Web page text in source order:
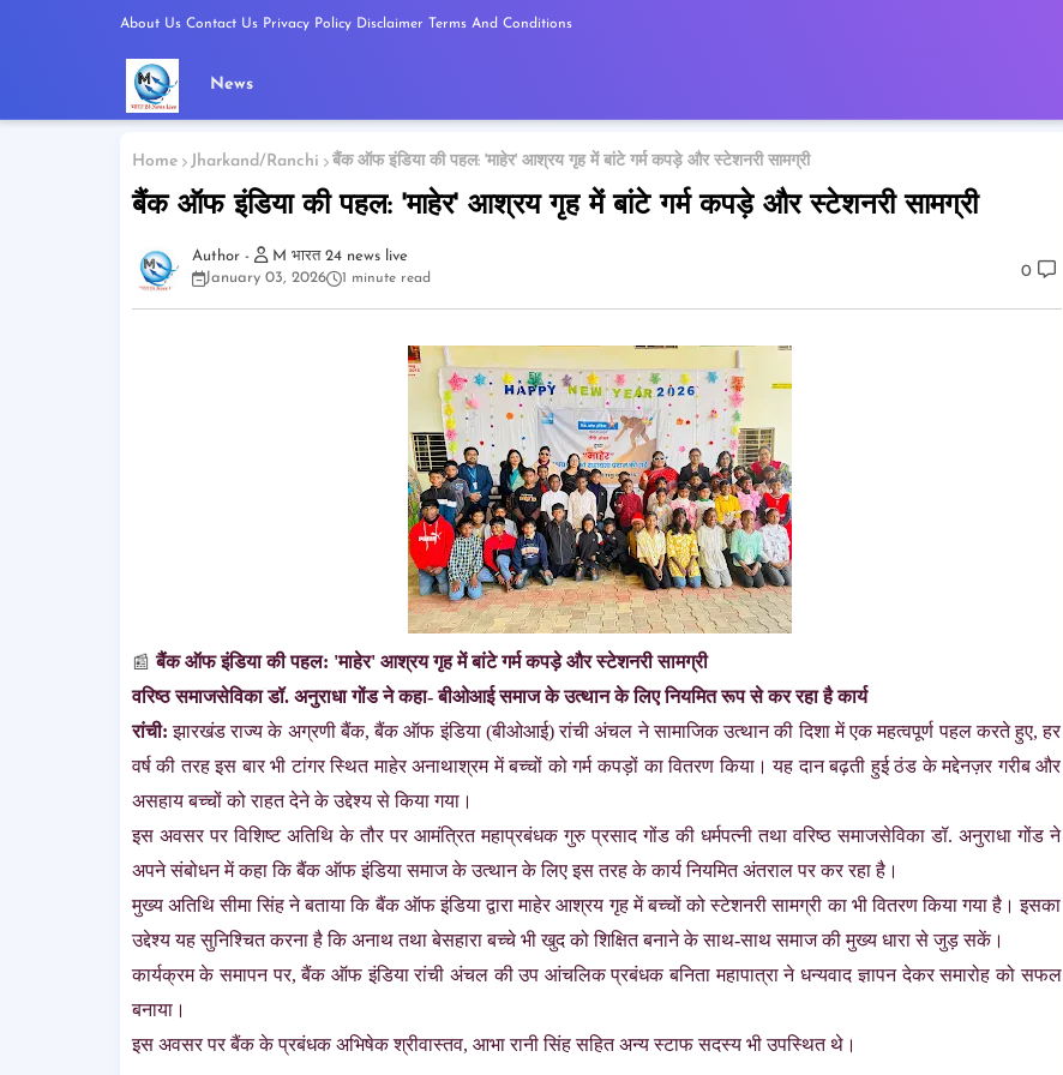
About Us Contact Us Privacy Policy Disclaimer Terms And Conditions
News
Home Jharkand/Ranchi बैंक ऑफ इंडिया की पहल: 'माहेर' आश्रय गृह में बांटे गर्म कपड़े और स्टेशनरी सामग्री
बैंक ऑफ इंडिया की पहल: 'माहेर' आश्रय गृह में बांटे गर्म कपड़े और स्टेशनरी सामग्री
M भारत 24 news live
January 03, 2026
1 minute read 0
📰 बैंक ऑफ इंडिया की पहल: 'माहेर' आश्रय गृह में बांटे गर्म कपड़े और स्टेशनरी सामग्री
वरिष्ठ समाजसेविका डॉ. अनुराधा गोंड ने कहा- बीओआई समाज के उत्थान के लिए नियमित रूप से कर रहा है कार्य
रांची: झारखंड राज्य के अग्रणी बैंक, बैंक ऑफ इंडिया (बीओआई) रांची अंचल ने सामाजिक उत्थान की दिशा में एक महत्वपूर्ण पहल करते हुए, हर
वर्ष की तरह इस बार भी टांगर स्थित माहेर अनाथाश्रम में बच्चों को गर्म कपड़ों का वितरण किया। यह दान बढ़ती हुई ठंड के मद्देनज़र गरीब और
असहाय बच्चों को राहत देने के उद्देश्य से किया गया।
इस अवसर पर विशिष्ट अतिथि के तौर पर आमंत्रित महाप्रबंधक गुरु प्रसाद गोंड की धर्मपत्नी तथा वरिष्ठ समाजसेविका डॉ. अनुराधा गोंड ने
अपने संबोधन में कहा कि बैंक ऑफ इंडिया समाज के उत्थान के लिए इस तरह के कार्य नियमित अंतराल पर कर रहा है।
मुख्य अतिथि सीमा सिंह ने बताया कि बैंक ऑफ इंडिया द्वारा माहेर आश्रय गृह में बच्चों को स्टेशनरी सामग्री का भी वितरण किया गया है। इसका
उद्देश्य यह सुनिश्चित करना है कि अनाथ तथा बेसहारा बच्चे भी खुद को शिक्षित बनाने के साथ-साथ समाज की मुख्य धारा से जुड़ सकें।
कार्यक्रम के समापन पर, बैंक ऑफ इंडिया रांची अंचल की उप आंचलिक प्रबंधक बनिता महापात्रा ने धन्यवाद ज्ञापन देकर समारोह को सफल
बनाया।
इस अवसर पर बैंक के प्रबंधक अभिषेक श्रीवास्तव, आभा रानी सिंह सहित अन्य स्टाफ सदस्य भी उपस्थित थे।